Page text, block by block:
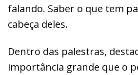
falando. Saber o que tem
cabeça deles.
Dentro das palestras,
importância grande que o